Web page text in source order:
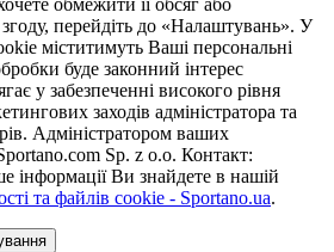
обмежити її обсяг або
перейдіть до «Налаштувань». У
міститимуть Ваші персональні
буде законний інтерес
у забезпеченні високого рівня
заходів адміністратора та
Адміністратором ваших
Sp. z o.o. Контакт:
інформації Ви знайдете в нашій
та файлів cookie - Sportano.ua.